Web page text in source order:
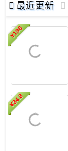
最近更新
¥
198
¥
34.8